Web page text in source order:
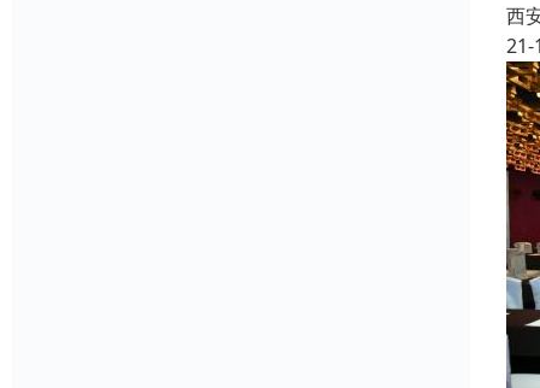
西
21-